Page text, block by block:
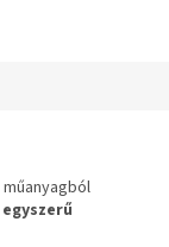
műanyagból
egyszerű